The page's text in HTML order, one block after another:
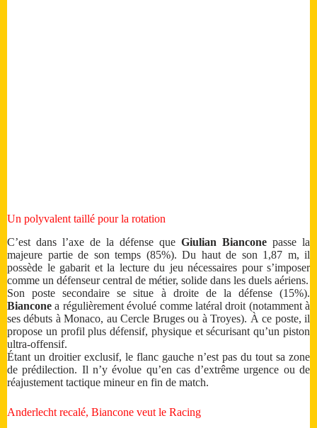
Un polyvalent taillé pour la rotation
C’est dans l’axe de la défense que Giulian Biancone passe la
majeure partie de son temps (85%). Du haut de son 1,87 m, il
possède le gabarit et la lecture du jeu nécessaires pour s’imposer
comme un défenseur central de métier, solide dans les duels aériens.
Son poste secondaire se situe à droite de la défense (15%).
Biancone a régulièrement évolué comme latéral droit (notamment à
ses débuts à Monaco, au Cercle Bruges ou à Troyes). À ce poste, il
propose un profil plus défensif, physique et sécurisant qu’un piston
ultra-offensif.
Étant un droitier exclusif, le flanc gauche n’est pas du tout sa zone
de prédilection. Il n’y évolue qu’en cas d’extrême urgence ou de
réajustement tactique mineur en fin de match.
Anderlecht recalé, Biancone veut le Racing